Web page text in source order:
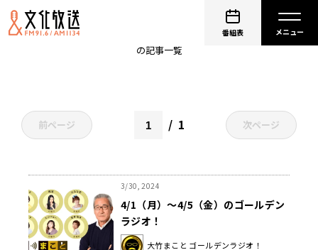
番組表
の記事一覧
前ページ 1 次ページ
3/30, 2024
4/1（月）～4/5（金）のゴールデン
ラジオ！
大竹まこと ゴールデンラジオ！